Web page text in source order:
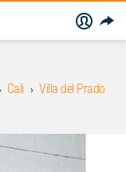
Cali Villa del Prado